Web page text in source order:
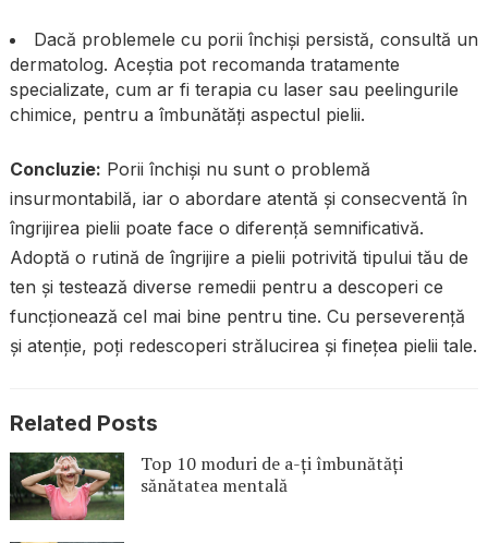
Dacă problemele cu porii închiși persistă, consultă un
dermatolog. Aceștia pot recomanda tratamente
specializate, cum ar fi terapia cu laser sau peelingurile
chimice, pentru a îmbunătăți aspectul pielii.
Concluzie: Porii închiși nu sunt o problemă
insurmontabilă, iar o abordare atentă și consecventă în
îngrijirea pielii poate face o diferență semnificativă.
Adoptă o rutină de îngrijire a pielii potrivită tipului tău de
ten și testează diverse remedii pentru a descoperi ce
funcționează cel mai bine pentru tine. Cu perseverență
și atenție, poți redescoperi strălucirea și finețea pielii tale.
Related Posts
Top 10 moduri de a-ți îmbunătăți
sănătatea mentală